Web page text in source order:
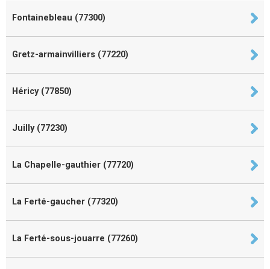
Fontainebleau (77300)
Gretz-armainvilliers (77220)
Héricy (77850)
Juilly (77230)
La Chapelle-gauthier (77720)
La Ferté-gaucher (77320)
La Ferté-sous-jouarre (77260)